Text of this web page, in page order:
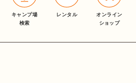
キャンプ場
検索
レンタル
オンライン
ショップ